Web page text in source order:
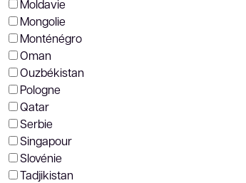
Moldavie
Mongolie
Monténégro
Oman
Ouzbékistan
Pologne
Qatar
Serbie
Singapour
Slovénie
Tadjikistan